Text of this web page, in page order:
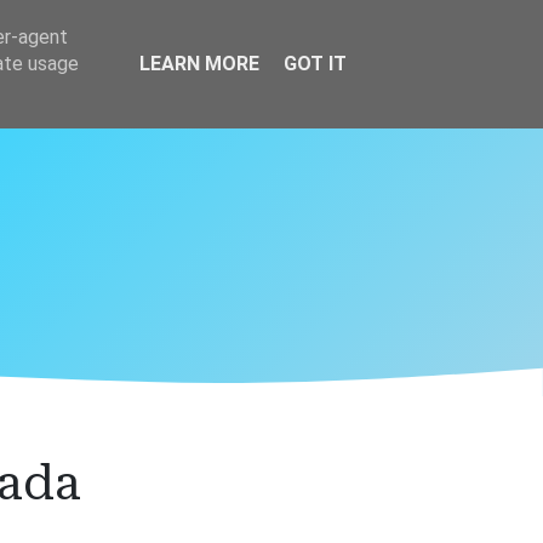
agent
usage
LEARN MORE GOT IT